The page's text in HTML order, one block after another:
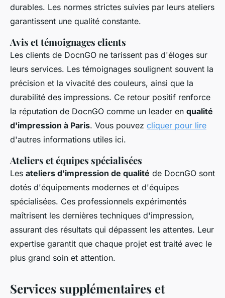
durables. Les normes strictes suivies par leurs ateliers
garantissent une qualité constante.
Avis et témoignages clients
Les clients de DocnGO ne tarissent pas d'éloges sur
leurs services. Les témoignages soulignent souvent la
précision et la vivacité des couleurs, ainsi que la
durabilité des impressions. Ce retour positif renforce
la réputation de DocnGO comme un leader en qualité
d'impression à Paris. Vous pouvez cliquer pour lire
d'autres informations utiles ici.
Ateliers et équipes spécialisées
Les ateliers d'impression de qualité de DocnGO sont
dotés d'équipements modernes et d'équipes
spécialisées. Ces professionnels expérimentés
maîtrisent les dernières techniques d'impression,
assurant des résultats qui dépassent les attentes. Leur
expertise garantit que chaque projet est traité avec le
plus grand soin et attention.
Services supplémentaires et